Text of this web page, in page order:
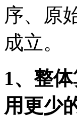
序、
成立。
1、整
用更少